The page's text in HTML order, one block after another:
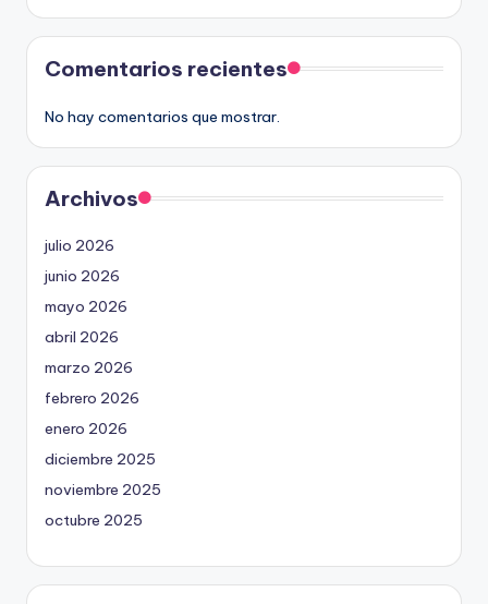
Comentarios recientes
No hay comentarios que mostrar.
Archivos
julio 2026
junio 2026
mayo 2026
abril 2026
marzo 2026
febrero 2026
enero 2026
diciembre 2025
noviembre 2025
octubre 2025